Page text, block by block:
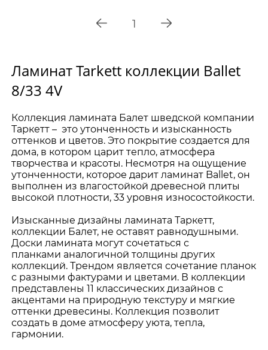
1
Ламинат Tarkett коллекции Ballet
8/33 4V
Коллекция ламината Балет шведской компании
Таркетт – это утонченность и изысканность
оттенков и цветов. Это покрытие создается для
дома, в котором царит тепло, атмосфера
творчества и красоты. Несмотря на ощущение
утонченности, которое дарит ламинат Ballet, он
выполнен из влагостойкой древесной плиты
высокой плотности, 33 уровня износостойкости.
Изысканные дизайны ламината Таркетт,
коллекции Балет, не оставят равнодушными.
Доски ламината могут сочетаться с
планками аналогичной толщины других
коллекций. Трендом является сочетание планок
с разными фактурами и цветами. В коллекции
представлены 11 классических дизайнов с
акцентами на природную текстуру и мягкие
оттенки древесины. Коллекция позволит
создать в доме атмосферу уюта, тепла,
гармонии.